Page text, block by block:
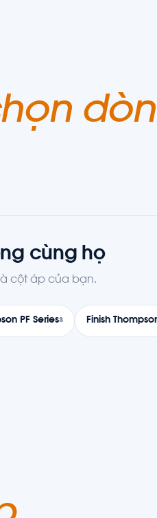
cùng họ
cột áp của bạn.
PF Series3 Finish